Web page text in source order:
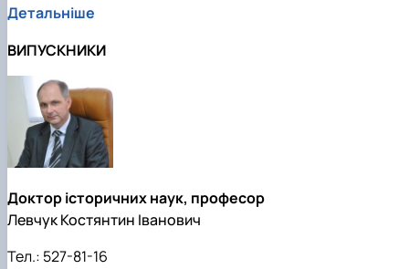
Детальніше
ВИПУСКНИКИ
Доктор історичних наук, професор
Левчук Костянтин Іванович
Тел.: 527-81-16